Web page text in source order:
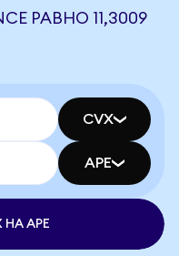
РАВНО 11,3009
CVX
APE
APE